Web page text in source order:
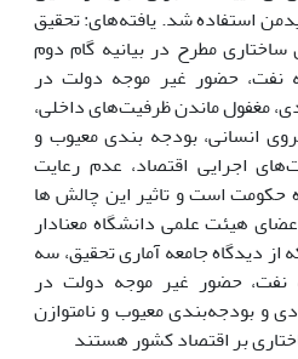
استفاده شد. یافته‌های: تحقیق
مطرح در بیانیه گام دوم
نفت، حضور غیر موجه دولت در
مغفول ماندن ظرفیت‌های داخلی،
انسانی، بودجه بندی معیوب و
اجرایی اقتصاد، عدم رعایت
حکومت است و تاثیر این چالش ها
هیئت علمی دانشگاه معنادار
دیدگاه جامعه آماری تحقیق، سه
نفت، حضور غیر موجه دولت در
و بودجه‌بندی معیوب و نامتوازن
بر اقتصاد کشور هستند